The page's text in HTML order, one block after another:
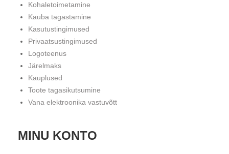
Kohaletoimetamine
Kauba tagastamine
Kasutustingimused
Privaatsustingimused
Logoteenus
Järelmaks
Kauplused
Toote tagasikutsumine
Vana elektroonika vastuvõtt
MINU KONTO